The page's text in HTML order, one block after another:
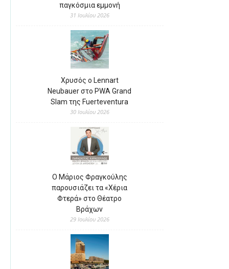
παγκόσμια εμμονή
31 Ιουλίου 2026
Χρυσός ο Lennart
Neubauer στο PWA Grand
Slam της Fuerteventura
30 Ιουλίου 2026
Ο Μάριος Φραγκούλης
παρουσιάζει τα «Χέρια
Φτερά» στο Θέατρο
Βράχων
29 Ιουλίου 2026